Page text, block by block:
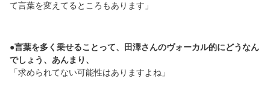
て言葉を変えてるところもあります」
●言葉を多く乗せることって、田澤さんのヴォーカル的にどうなん
でしょう、あんまり、
「求められてない可能性はありますよね」